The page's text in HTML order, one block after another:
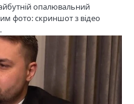
опалювальний
фото: скриншот з відео